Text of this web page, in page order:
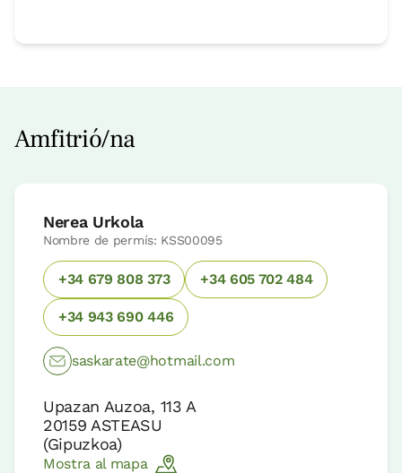
Amfitrió/na
Nerea Urkola
Nombre de permís: KSS00095
+34 679 808 373 +34 605 702 484
+34 943 690 446
saskarate@hotmail.com
Upazan Auzoa, 113 A
20159 ASTEASU
(Gipuzkoa)
Mostra al mapa